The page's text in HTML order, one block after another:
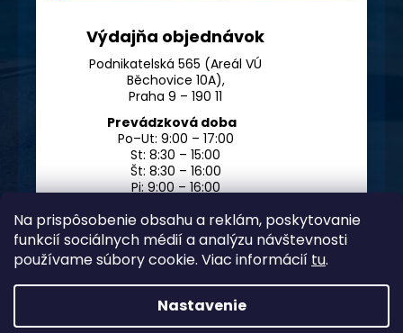
Na prispôsobenie obsahu a reklám, poskytovanie
funkcií sociálnych médií a analýzu návštevnosti
používame súbory cookie. Viac informácií tu.
Nastavenie
Výdajňa objednávok
Podnikatelská 565 (Areál VÚ
Běchovice 10A),
Praha 9 – 190 11
Prevádzková doba
Po–Ut: 9:00 – 17:00
St: 8:30 – 15:00
Št: 8:30 – 16:00
Pi: 9:00 – 16:00